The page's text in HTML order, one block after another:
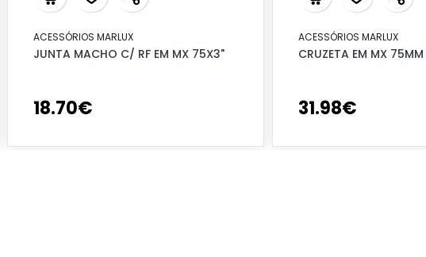
ACESSÓRIOS MARLUX
JUNTA MACHO C/ RF EM MX 75X3"
18.70€
ACESSÓRIOS MARLUX
CRUZETA EM MX 75MM
31.98€